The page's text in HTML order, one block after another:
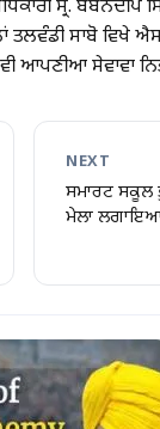
ਸ੍ਰ.
ਸਾਬੋ ਵਿਖੇ
ਆਪਣੀਆ ਸੇਵਾਵਾ
NEXT
ਸਮਾਰਟ ਸਕੂਲ
ਮੇਲਾ